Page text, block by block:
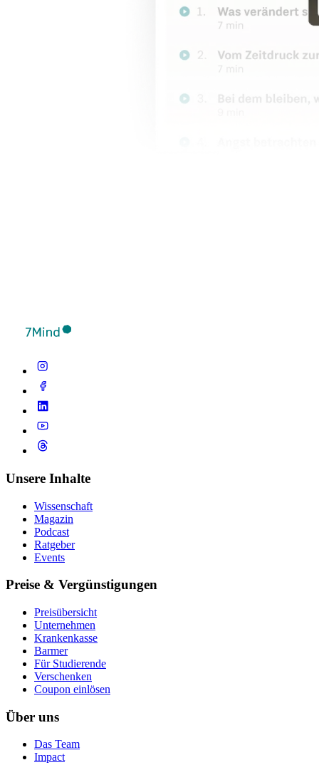
Unsere Inhalte
Wissenschaft
Magazin
Podcast
Ratgeber
Events
Preise & Vergünstigungen
Preisübersicht
Unternehmen
Krankenkasse
Barmer
Für Studierende
Ver­schen­ken
Coupon einlösen
Über uns
Das Team
Impact